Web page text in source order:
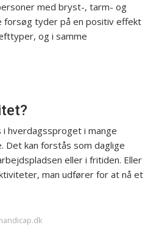
med bryst-, tarm- og
tyder på en positiv effekt
og i samme
hverdagssproget i mange
Det kan forstås som daglige
eller i fritiden. Eller
man udfører for at nå et